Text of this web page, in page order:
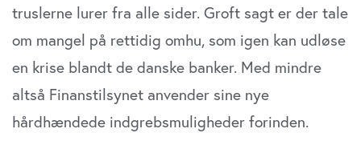
truslerne lurer fra alle sider. Groft sagt er der tale
om mangel på rettidig omhu, som igen kan udløse
en krise blandt de danske banker. Med mindre
altså Finanstilsynet anvender sine nye
hårdhændede indgrebsmuligheder forinden.